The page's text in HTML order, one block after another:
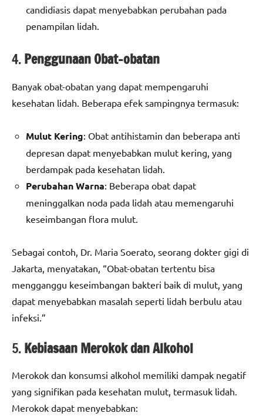
candidiasis dapat menyebabkan perubahan pada
penampilan lidah.
4.Penggunaan Obat-obatan
Banyak obat-obatan yang dapat mempengaruhi
kesehatan lidah. Beberapa efek sampingnya termasuk:
Mulut Kering: Obat antihistamin dan beberapa anti
depresan dapat menyebabkan mulut kering, yang
berdampak pada kesehatan lidah.
Perubahan Warna: Beberapa obat dapat
meninggalkan noda pada lidah atau memengaruhi
keseimbangan flora mulut.
Sebagai contoh, Dr. Maria Soerato, seorang dokter gigi di
Jakarta, menyatakan, “Obat-obatan tertentu bisa
mengganggu keseimbangan bakteri baik di mulut, yang
dapat menyebabkan masalah seperti lidah berbulu atau
infeksi.”
5.Kebiasaan Merokok dan Alkohol
Merokok dan konsumsi alkohol memiliki dampak negatif
yang signifikan pada kesehatan mulut, termasuk lidah.
Merokok dapat menyebabkan: